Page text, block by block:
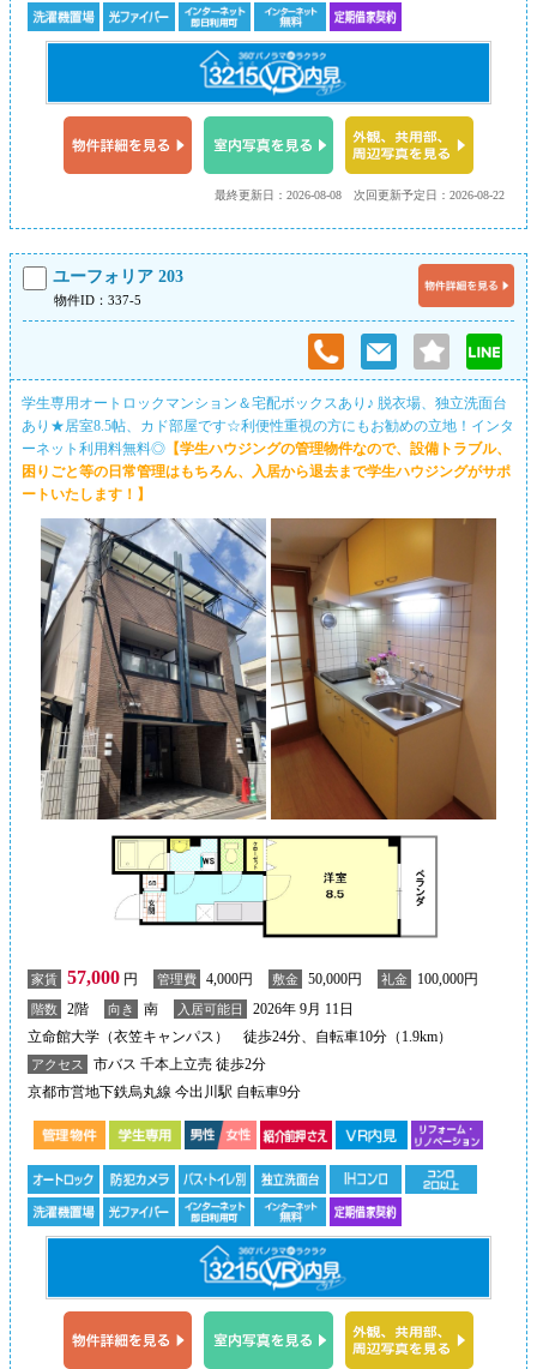
次回更新予定日：2026-08-22
最終更新日：2026-08-08
ユーフォリア 203
物件ID：337-5
学生専用オートロックマンション＆宅配ボックスあり♪ 脱衣場、独立洗面台
あり★居室8.5帖、カド部屋です☆利便性重視の方にもお勧めの立地！インタ
ーネット利用料無料◎【学生ハウジングの管理物件なので、設備トラブル、
困りごと等の日常管理はもちろん、入居から退去まで学生ハウジングがサポ
ートいたします！】
家賃 57,000 円 管理費 4,000円 敷金 50,000円 礼金 100,000円
階数 2階 向き 南 入居可能日
2026年 9月 11日
立命館大学（衣笠キャンパス） 徒歩24分、自転車10分（1.9km）
アクセス
市バス 千本上立売 徒歩2分
京都市営地下鉄烏丸線 今出川駅 自転車9分